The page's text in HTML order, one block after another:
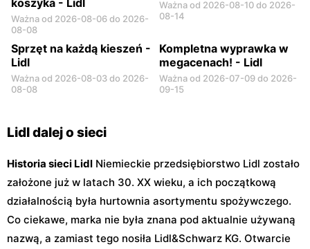
Ważna od 2026-08-06 do 2026-
08-08
Ważna od 2026-08-10 do 2026-
08-14
Sprzęt na każdą kieszeń -
Lidl
Ważna od 2026-08-03 do 2026-
08-08
Kompletna wyprawka w
megacenach! - Lidl
Ważna od 2026-07-09 do 2026-
09-15
Lidl dalej o sieci
Historia sieci Lidl Niemieckie przedsiębiorstwo Lidl zostało
założone już w latach 30. XX wieku, a ich początkową
działalnością była hurtownia asortymentu spożywczego.
Co ciekawe, marka nie była znana pod aktualnie używaną
nazwą, a zamiast tego nosiła Lidl&Schwarz KG. Otwarcie